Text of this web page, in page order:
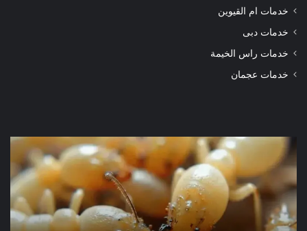
خدمات ام القيوين
خدمات دبى
خدمات راس الخيمة
خدمات عجمان
شركة
مكافحة
الرمة
في
دبي
في